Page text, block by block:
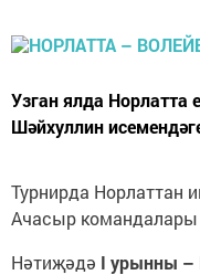
Узган ялда Норлатта
Шәйхуллин
Турнирда Норлаттан
Ачасыр
Нәтиҗәдә I урынны –